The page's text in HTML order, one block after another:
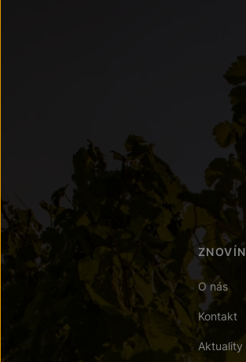
ZNOVÍN
O nás
Kontakt
Aktuality